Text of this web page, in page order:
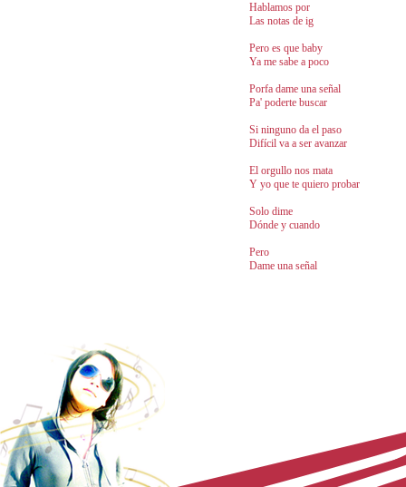
Hablamos por
Las notas de ig
Pero es que baby
Ya me sabe a poco
Porfa dame una señal
Pa' poderte buscar
Si ninguno da el paso
Difícil va a ser avanzar
El orgullo nos mata
Y yo que te quiero probar
Solo dime
Dónde y cuando
Pero
Dame una señal